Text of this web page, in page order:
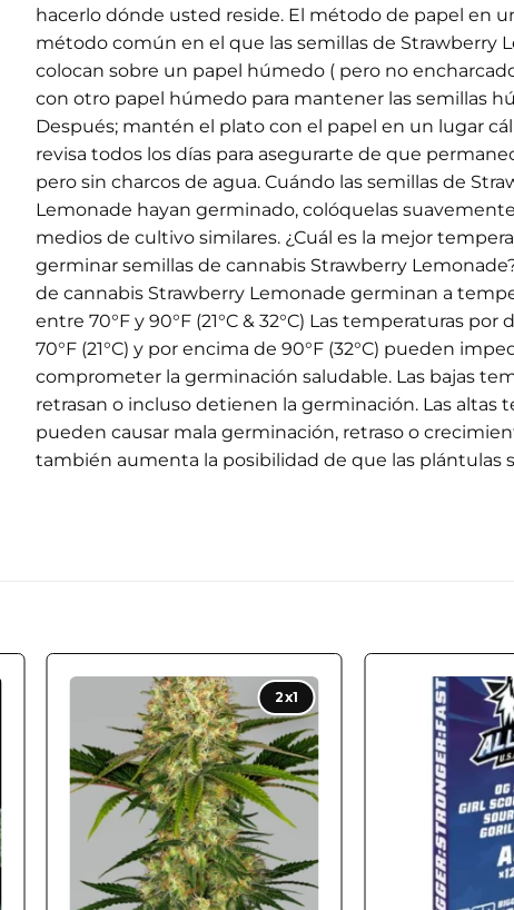
hacerlo dónde usted reside. El método de papel en
método común en el que las semillas de Strawberry
colocan sobre un papel húmedo ( pero no
con otro papel húmedo para mantener las semillas
Después; mantén el plato con el papel en un lugar
revisa todos los días para asegurarte de que
pero sin charcos de agua. Cuándo las semillas de
Lemonade hayan germinado, colóquelas
medios de cultivo similares. ¿Cuál es la mejor
germinar semillas de cannabis Strawberry
de cannabis Strawberry Lemonade germinan a
entre 70°F y 90°F (21°C & 32°C) Las temperaturas por
70°F (21°C) y por encima de 90°F (32°C) pueden
comprometer la germinación saludable. Las bajas
retrasan o incluso detienen la germinación. Las altas
pueden causar mala germinación, retraso o
también aumenta la posibilidad de que las plántulas
2x1
Add to
wishlist